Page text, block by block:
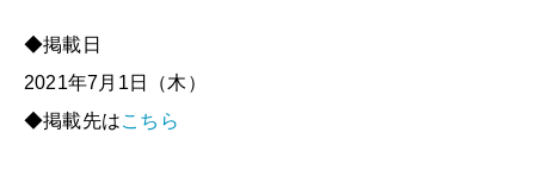
◆掲載日
2021年7月1日（木）
◆掲載先はこちら